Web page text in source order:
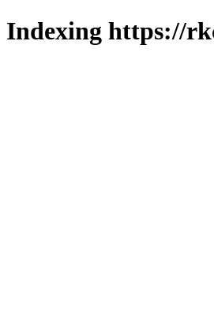
Indexing https://